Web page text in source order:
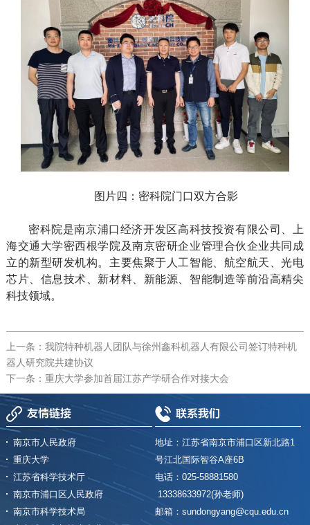
图片四：密科院门口双方合影
密科院是南京浦口经济开发区高科技投资有限公司、上
海交通大学密西根学院及南京密研企业管理合伙企业共同成
立的新型研发机构。主要焦聚于人工智能、航空航天、光电
芯片、信息技术、新材料、新能源、智能制造等前沿高精尖
科技领域。
上一条：我院特种机器人团队与徐州鑫科机器人有限公司签订特种机
器人研究院共建协议
下一条：重庆大学参加首届江苏产学研合作对接大会
友情链接
南京市人民政府
重庆大学
江苏省科学技术厅
南京市浦口区人民政府
南京市科学技术局
联系我们
地址：江苏省南京市浦口区新北路1
号江北国际智谷A座6B
电话：025-58881580
13338633972(孙老师)
邮箱：sundongyang@cqu.edu.cn